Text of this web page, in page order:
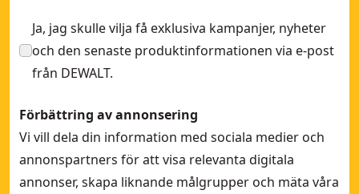
Ja, jag skulle vilja få exklusiva kampanjer, nyheter
och den senaste produktinformationen via e-post
från DEWALT.
Förbättring av annonsering
Vi vill dela din information med sociala medier och
annonspartners för att visa relevanta digitala
annonser, skapa liknande målgrupper och mäta våra